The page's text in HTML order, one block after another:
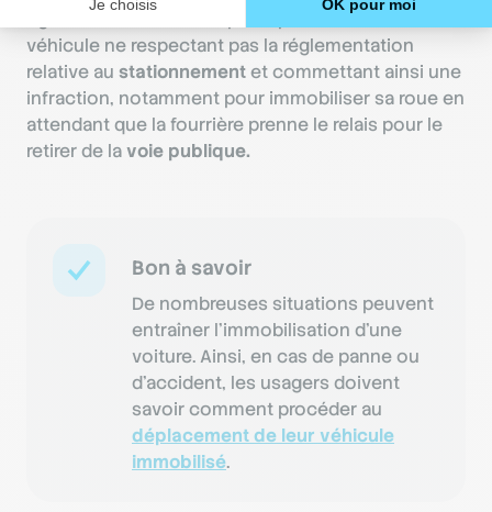
également être installé par la police sur tout
véhicule ne respectant pas la réglementation
relative au stationnementet commettant ainsi une
infraction, notamment pour immobiliser sa roue en
attendant que la fourrière prenne le relais pour le
retirer de lavoie publique.
Bon à savoir
De nombreuses situations peuvent
entraîner l’immobilisation d’une
voiture. Ainsi, en cas de panne ou
d’accident, les usagers doivent
savoir comment procéder au
déplacement de leur véhicule
immobilisé.